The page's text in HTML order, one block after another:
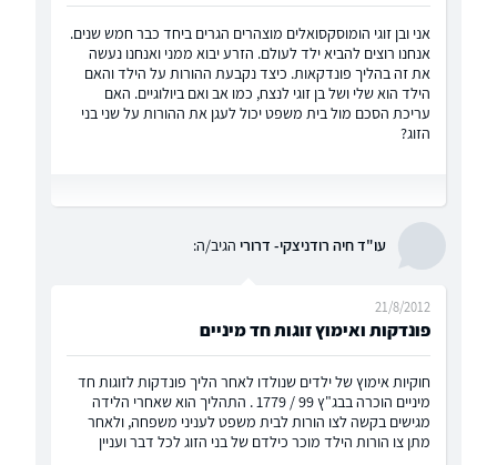
אני ובן זוגי הומוסקסואלים מוצהרים הגרים ביחד כבר חמש שנים.
אנחנו רוצים להביא ילד לעולם. הזרע יבוא ממני ואנחנו נעשה
את זה בהליך פונדקאות. כיצד נקבעת ההורות על הילד והאם
הילד הוא שלי ושל בן זוגי לנצח, כמו אב ואם ביולוגיים. האם
עריכת הסכם מול בית משפט יכול לעגן את ההורות על שני בני
הזוג?
עו"ד חיה רודניצקי- דרורי הגיב/ה:
פונדקות ואימוץ זוגות חד מיניים
21/8/2012
חוקיות אימוץ של ילדים שנולדו לאחר הליך פונדקות לזוגות חד
מיניים הוכרה בבג"ץ 99 / 1779 . התהליך הוא שאחרי הלידה
מגישים בקשה לצו הורות לבית משפט לעניני משפחה, ולאחר
מתן צו הורות הילד מוכר כילדם של בני הזוג לכל דבר ועניין